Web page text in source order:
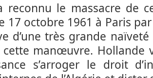
reconnu le massacre de
17 octobre 1961 à Paris
d’une très grande
cette manœuvre. Hollande
s’arroger le droit